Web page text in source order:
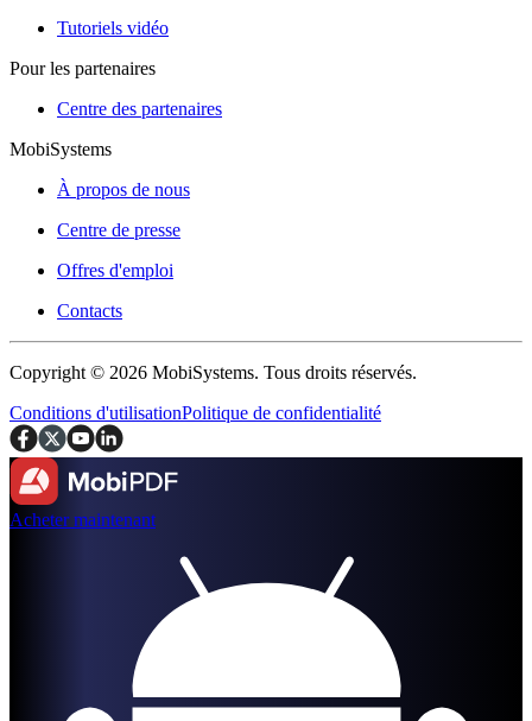
Tutoriels vidéo
Pour les partenaires
Centre des partenaires
MobiSystems
À propos de nous
Centre de presse
Offres d'emploi
Contacts
Copyright © 2026 MobiSystems. Tous droits réservés.
Conditions d'utilisationPolitique de confidentialité
Acheter maintenant